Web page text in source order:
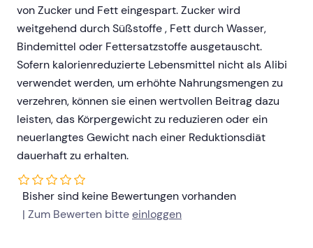
von Zucker und Fett eingespart. Zucker wird
weitgehend durch Süßstoffe , Fett durch Wasser,
Bindemittel oder Fettersatzstoffe ausgetauscht.
Sofern kalorienreduzierte Lebensmittel nicht als Alibi
verwendet werden, um erhöhte Nahrungsmengen zu
verzehren, können sie einen wertvollen Beitrag dazu
leisten, das Körpergewicht zu reduzieren oder ein
neuerlangtes Gewicht nach einer Reduktionsdiät
dauerhaft zu erhalten.
Bisher sind keine Bewertungen vorhanden
| Zum Bewerten bitteeinloggen